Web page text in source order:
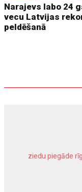
Narajevs labo 24
vecu Latvijas
peldēšanā
ziedu piegāde